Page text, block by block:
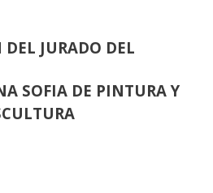
JURADO DEL
SOFIA DE PINTURA Y